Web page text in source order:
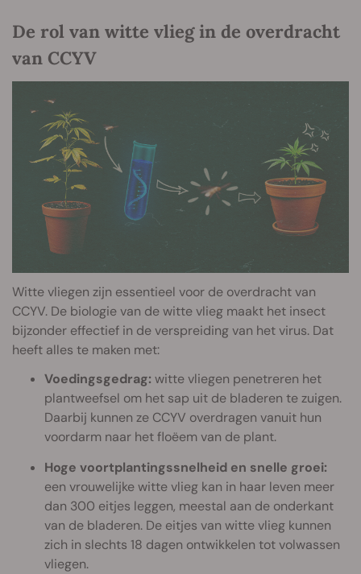
De rol van witte vlieg in de overdracht
van CCYV
Witte vliegen zijn essentieel voor de overdracht van
CCYV. De biologie van de witte vlieg maakt het insect
bijzonder effectief in de verspreiding van het virus. Dat
heeft alles te maken met:
Voedingsgedrag: witte vliegen penetreren het
plantweefsel om het sap uit de bladeren te zuigen.
Daarbij kunnen ze CCYV overdragen vanuit hun
voordarm naar het floëem van de plant.
Hoge voortplantingssnelheid en snelle groei:
een vrouwelijke witte vlieg kan in haar leven meer
dan 300 eitjes leggen, meestal aan de onderkant
van de bladeren. De eitjes van witte vlieg kunnen
zich in slechts 18 dagen ontwikkelen tot volwassen
vliegen.